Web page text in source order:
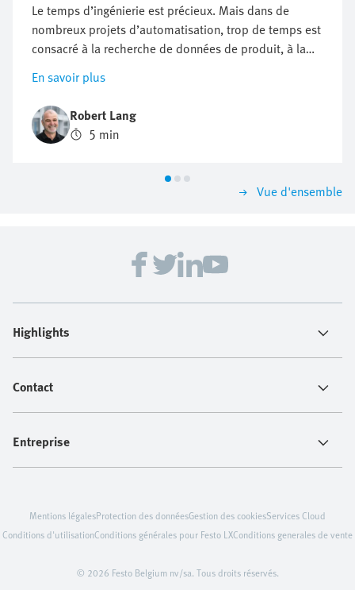
Le temps d’ingénierie est précieux. Mais dans de
nombreux projets d’automatisation, trop de temps est
consacré à la recherche de données de produit, à la
comparaison des composants, à la vérification de la
compatibilité ou à la préparation de la documentation.
Les outils d’ingénierie en ligne facilitent le travail tout
au long du processus de conception de produit. Ils
aident les ingénieurs lors de la sélection, du
conception, de la mise en service et de la maintenance.
Cette approche permet de passer plus facilement
pour les systèmes d’automatisation électriques et
pneumatiques, vous permettant de travailler plus
En savoir plus
Robert Lang
5 min
Vue d'ensemble
Highlights
Contact
Entreprise
© 2026 Festo Belgium nv/sa. Tous droits réservés.
Mentions légalesProtection des donnéesGestion des cookiesServices Cloud
Conditions d'utilisationConditions générales pour Festo LXConditions generales de vente